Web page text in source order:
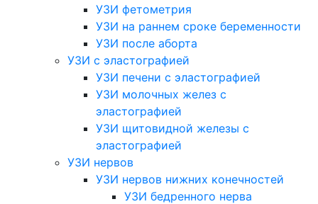
УЗИ фетометрия
УЗИ на раннем сроке беременности
УЗИ после аборта
УЗИ с эластографией
УЗИ печени с эластографией
УЗИ молочных желез с
эластографией
УЗИ щитовидной железы с
эластографией
УЗИ нервов
УЗИ нервов нижних конечностей
УЗИ бедренного нерва